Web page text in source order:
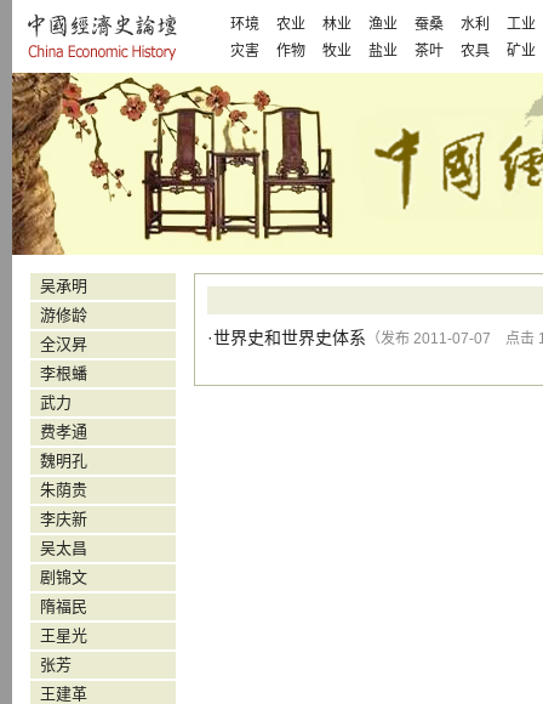
环境 农业 林业 渔业 蚕桑 水利
工业
灾害
作物 牧业 盐业 茶叶 农具 矿业
·世界史和世界史体系 （发布 2011-07-07 点击
吴承明
游修龄
全汉昇
李根蟠
武力
费孝通
魏明孔
朱荫贵
李庆新
吴太昌
剧锦文
隋福民
王星光
张芳
王建革